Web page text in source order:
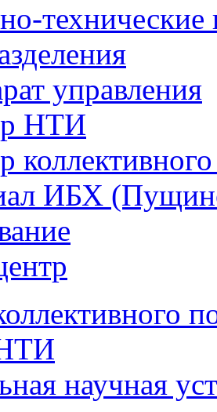
технические
управления
НТИ
ИБХ
научная